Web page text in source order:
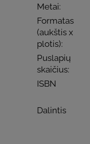
Metai:
Formatas
(aukštis x
plotis):
Puslapių
skaičius:
ISBN
Dalintis